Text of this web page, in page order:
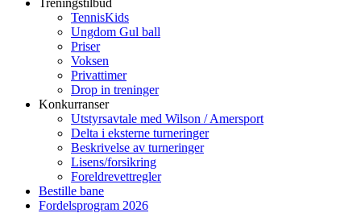
Treningstilbud
TennisKids
Ungdom Gul ball
Priser
Voksen
Privattimer
Drop in treninger
Konkurranser
Utstyrsavtale med Wilson / Amersport
Delta i eksterne turneringer
Beskrivelse av turneringer
Lisens/forsikring
Foreldrevettregler
Bestille bane
Fordelsprogram 2026